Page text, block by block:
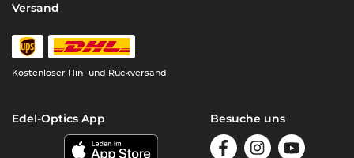
Versand
Kostenloser Hin- und Rückversand
Edel-Optics App Besuche uns